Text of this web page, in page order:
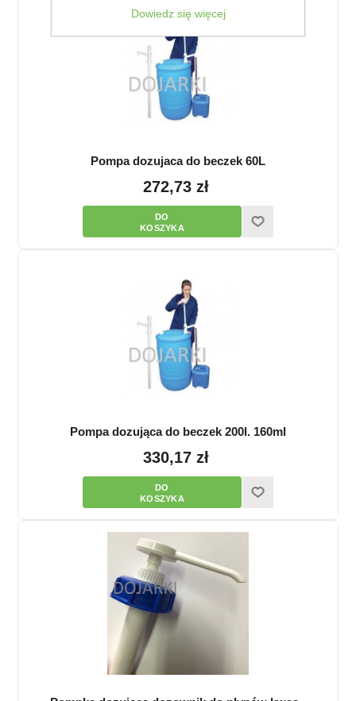
Pompa dozujaca do beczek 60L
272,73 zł
Pompa dozująca do beczek 200l. 160ml
330,17 zł
Dowiedz się więcej